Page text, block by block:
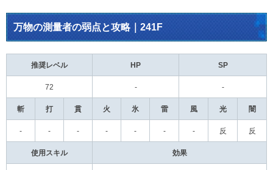
万物の測量者の弱点と攻略｜241F
推奨レベル HP SP
72 - -
斬 打 貫 火 氷 雷 風 光 闇
- - - - - - - 反 反
使用スキル 効果